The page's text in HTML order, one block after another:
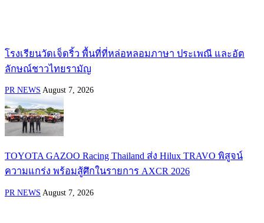
โรงเรียนวัดเจ็ดริ้ว พื้นที่ที่หล่อหลอมภาษา ประเพณี และอัต
ลักษณ์ชาวไทยรามัญ
PR NEWS August 7, 2026
TOYOTA GAZOO Racing Thailand ส่ง Hilux TRAVO พิสูจน์
ความแกร่ง พร้อมสู้ศึกในรายการ AXCR 2026
PR NEWS August 7, 2026